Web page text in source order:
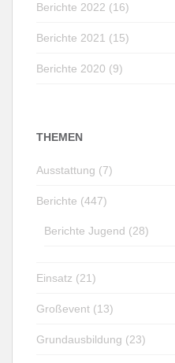
Berichte 2022 (16)
Berichte 2021 (15)
Berichte 2020 (9)
THEMEN
Ausstattung (7)
Berichte (447)
Berichte Jugend (28)
Einsatz (21)
Großevent (13)
Grundausbildung (23)